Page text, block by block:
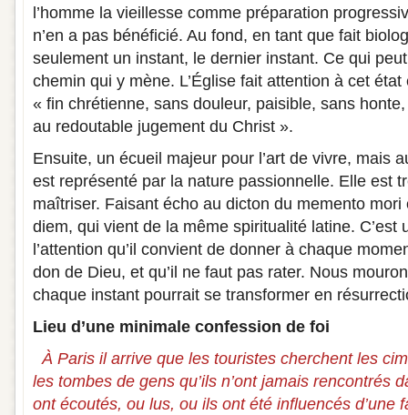
l’homme la vieillesse comme préparation
n’en a pas bénéficié. Au fond, en tant que fait
seulement un instant, le dernier instant. Ce qui
chemin qui y mène. L’Église fait attention à cet
« fin chrétienne, sans douleur, paisible, sans
au redoutable jugement du Christ ».
Ensuite, un écueil majeur pour l’art de vivre, mais
est représenté par la nature passionnelle. Elle est
maîtriser. Faisant écho au dicton du memento
diem, qui vient de la même spiritualité latine. C’est
l’attention qu’il convient de donner à chaque
don de Dieu, et qu’il ne faut pas rater. Nous
chaque instant pourrait se transformer en
Lieu d’une minimale confession de foi
À Paris il arrive que les touristes cherchent les
les tombes de gens qu’ils n’ont jamais rencontrés
ont écoutés, ou lus, ou ils ont été influencés d’une